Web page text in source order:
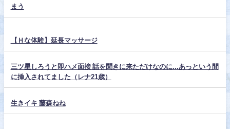
まう
【Ｈな体験】延長マッサージ
三ツ星しろうと即ハメ面接 話を聞きに来ただけなのに...あっという間
に挿入されてました（レナ21歳）
生きイキ 藤森ねね